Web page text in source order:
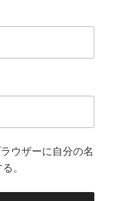
ウザーに自分の名
。